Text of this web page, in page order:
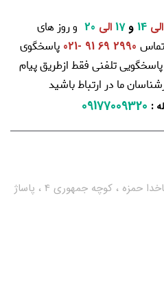
الی و17 الی
و روز های
2990 69 91 -021
پاسخگوی
تلفنی فقط ازطریق پیام
ما در ارتباط باشید
:
09177009320
بندر گناوه ، بین چهارراه توپ و ناخدا حمزه ، کوچه جمهوری 4 ، پاساژ